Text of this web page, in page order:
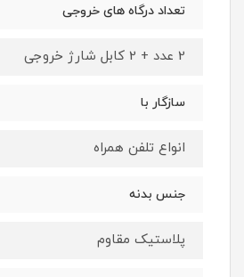
تعداد درگاه های خروجی
2 عدد + 2 کابل شارژ خروجی
سازگار با
انواع تلفن همراه
جنس بدنه
پلاستیک مقاوم